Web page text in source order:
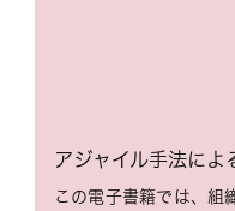
アジャイル手法によ
この電子書籍では、組